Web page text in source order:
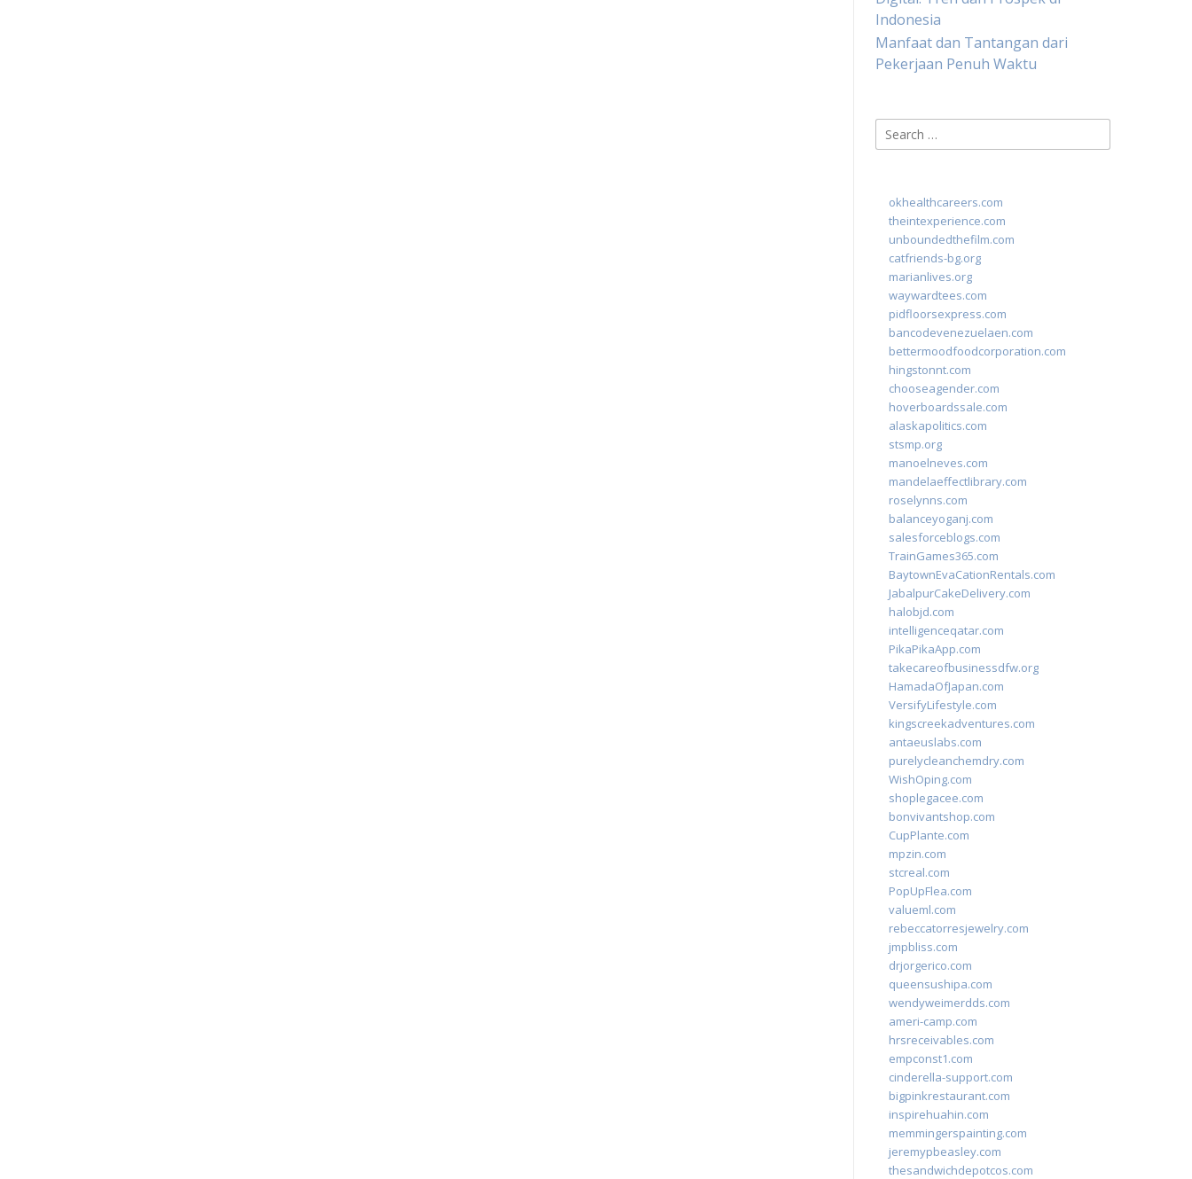
Indonesia
Manfaat dan Tantangan dari
Pekerjaan Penuh Waktu
Search
for:
okhealthcareers.com
theintexperience.com
unboundedthefilm.com
catfriends-bg.org
marianlives.org
waywardtees.com
pidfloorsexpress.com
bancodevenezuelaen.com
bettermoodfoodcorporation.com
hingstonnt.com
chooseagender.com
hoverboardssale.com
alaskapolitics.com
stsmp.org
manoelneves.com
mandelaeffectlibrary.com
roselynns.com
balanceyoganj.com
salesforceblogs.com
TrainGames365.com
BaytownEvaCationRentals.com
JabalpurCakeDelivery.com
halobjd.com
intelligenceqatar.com
PikaPikaApp.com
takecareofbusinessdfw.org
HamadaOfJapan.com
VersifyLifestyle.com
kingscreekadventures.com
antaeuslabs.com
purelycleanchemdry.com
WishOping.com
shoplegacee.com
bonvivantshop.com
CupPlante.com
mpzin.com
stcreal.com
PopUpFlea.com
valueml.com
rebeccatorresjewelry.com
jmpbliss.com
drjorgerico.com
queensushipa.com
wendyweimerdds.com
ameri-camp.com
hrsreceivables.com
empconst1.com
cinderella-support.com
bigpinkrestaurant.com
inspirehuahin.com
memmingerspainting.com
jeremypbeasley.com
thesandwichdepotcos.com